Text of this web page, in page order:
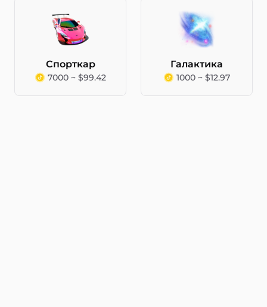
Спорткар
7000 ~ $99.42
Галактика
1000 ~ $12.97